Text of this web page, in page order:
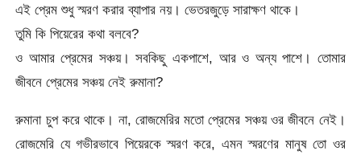
এই প্রেম শুধু স্মরণ করার ব্যাপার নয়। ভেতরজুড়ে সারাক্ষণ থাকে।
তুমি কি পিয়েরের কথা বলবে?
ও আমার প্রেমের সঞ্চয়। সবকিছু একপাশে, আর ও অন্য পাশে। তোমার
জীবনে প্রেমের সঞ্চয় নেই রুমানা?
রুমানা চুপ করে থাকে। না, রোজমেরির মতো প্রেমের সঞ্চয় ওর জীবনে নেই।
রোজমেরি যে গভীরভাবে পিয়েরকে স্মরণ করে, এমন স্মরণের মানুষ তো ওর